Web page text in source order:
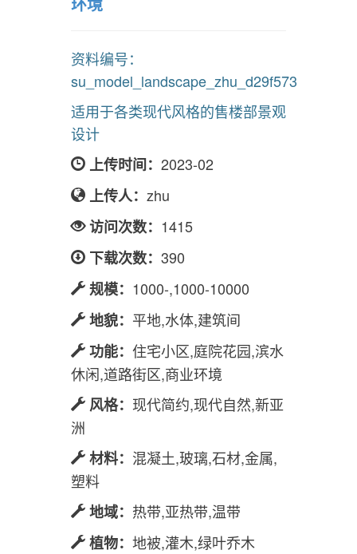
环境
资料编号：
su_model_landscape_zhu_d29f573
适用于各类现代风格的售楼部景观
设计
上传时间： 2023-02
上传人：zhu
访问次数：1415
下载次数： 390
规模： 1000-,1000-10000
地貌：平地,水体,建筑间
功能： 住宅小区,庭院花园,滨水
休闲,道路街区,商业环境
风格： 现代简约,现代自然,新亚
洲
材料： 混凝土,玻璃,石材,金属,
塑料